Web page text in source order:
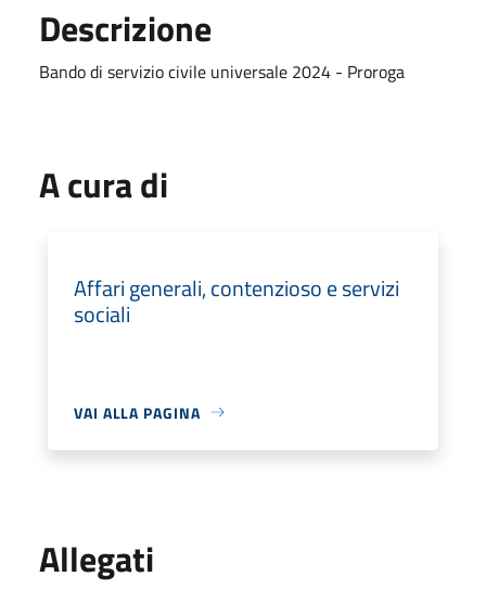
Descrizione
Bando di servizio civile universale 2024 - Proroga
A cura di
Affari generali, contenzioso e servizi
sociali
VAI ALLA PAGINA
Allegati